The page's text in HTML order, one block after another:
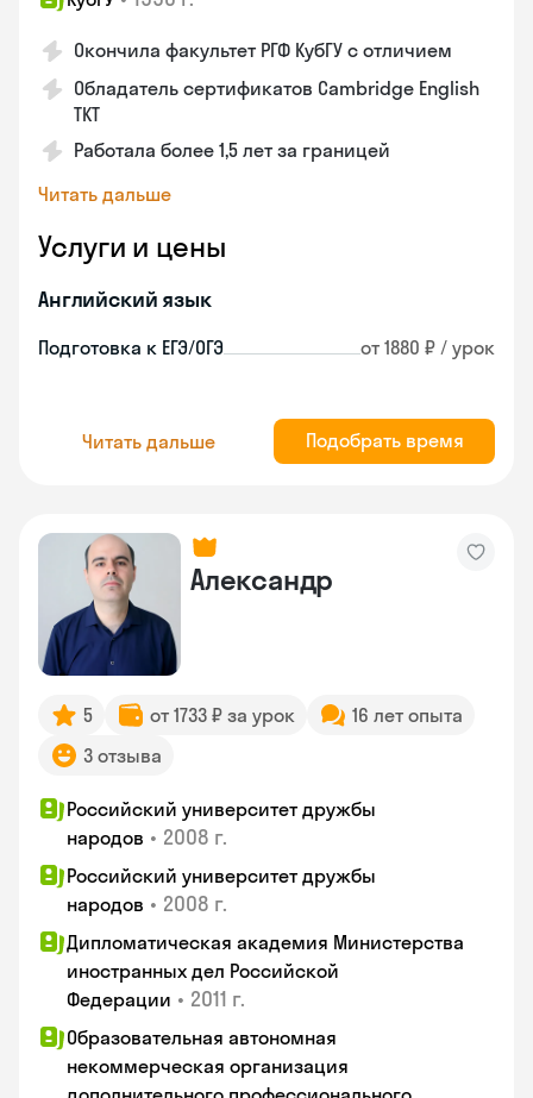
Окончила факультет РГФ КубГУ с отличием
Обладатель сертификатов Cambridge English
TKT
Работала более 1,5 лет за границей
Читать дальше
Услуги и цены
Английский язык
Подготовка к ЕГЭ/ОГЭ от 1880 ₽ / урок
Читать дальше Подобрать время
Александр
5 от 1733 ₽ за урок
16 лет опыта
3 отзыва
Российский университет дружбы
народов • 2008 г.
Российский университет дружбы
народов • 2008 г.
Дипломатическая академия Министерства
иностранных дел Российской
Федерации • 2011 г.
Образовательная автономная
некоммерческая организация